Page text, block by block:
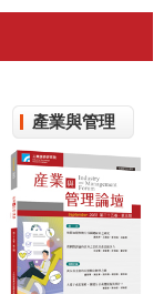
產業與管理